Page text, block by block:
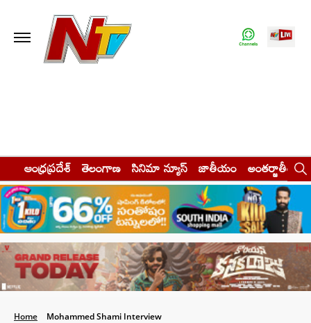
ఆంధ్రప్రదేశ్ తెలంగాణ సినిమా న్యూస్ జాతీయం అంతర్జాతీయం
Home Mohammed Shami Interview